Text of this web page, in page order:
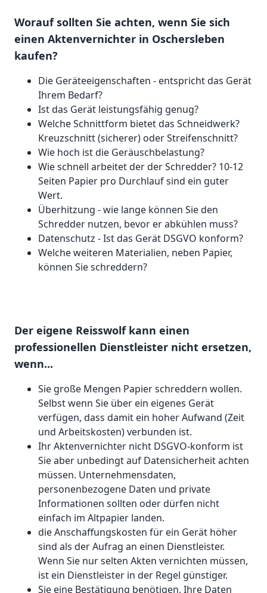
Worauf sollten Sie achten, wenn Sie sich
einen Aktenvernichter in Oschersleben
kaufen?
Die Geräteeigenschaften - entspricht das Gerät
Ihrem Bedarf?
Ist das Gerät leistungsfähig genug?
Welche Schnittform bietet das Schneidwerk?
Kreuzschnitt (sicherer) oder Streifenschnitt?
Wie hoch ist die Geräuschbelastung?
Wie schnell arbeitet der der Schredder? 10-12
Seiten Papier pro Durchlauf sind ein guter
Wert.
Überhitzung - wie lange können Sie den
Schredder nutzen, bevor er abkühlen muss?
Datenschutz - Ist das Gerät DSGVO konform?
Welche weiteren Materialien, neben Papier,
können Sie schreddern?
Der eigene Reisswolf kann einen
professionellen Dienstleister nicht ersetzen,
wenn...
Sie große Mengen Papier schreddern wollen.
Selbst wenn Sie über ein eigenes Gerät
verfügen, dass damit ein hoher Aufwand (Zeit
und Arbeitskosten) verbunden ist.
Ihr Aktenvernichter nicht DSGVO-konform ist
Sie aber unbedingt auf Datensicherheit achten
müssen. Unternehmensdaten,
personenbezogene Daten und private
Informationen sollten oder dürfen nicht
einfach im Altpapier landen.
die Anschaffungskosten für ein Gerät höher
sind als der Aufrag an einen Dienstleister.
Wenn Sie nur selten Akten vernichten müssen,
ist ein Dienstleister in der Regel günstiger.
Sie eine Bestätigung benötigen, Ihre Daten